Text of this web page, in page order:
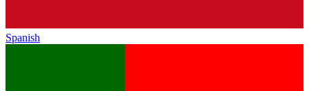
Spanish